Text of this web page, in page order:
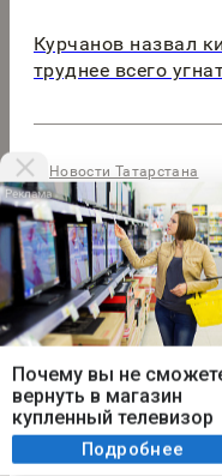
Курчанов назвал
труднее всего
Новости Татарстана
Торговый оборот
в первый квартал
Новости Татарстана
С работы — в
задержали
Мы используем
вы соглашаетесь с
ваши персональные
метрик Яндекс
Я
Почему вы не
вернуть в магазин
купленный телевизор
Подробнее